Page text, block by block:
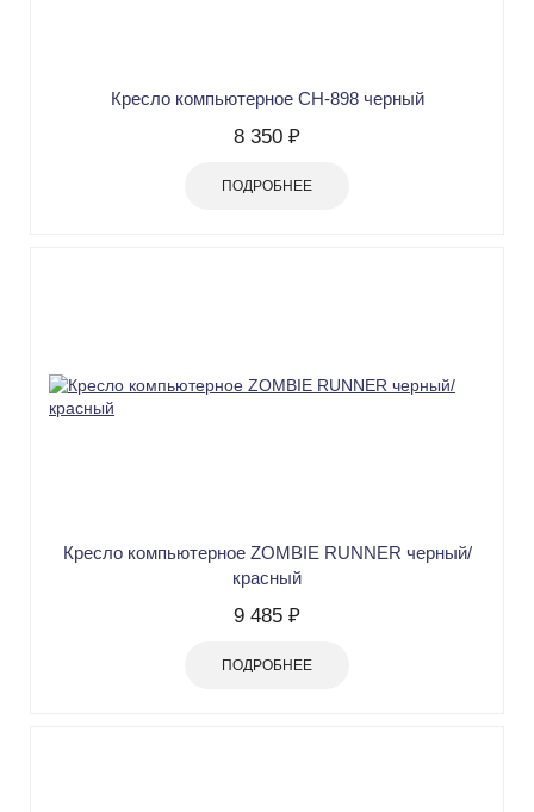
Кресло компьютерное СН-898 черный
8 350 ₽
ПОДРОБНЕЕ
Кресло компьютерное ZOMBIE RUNNER черный/
красный
9 485 ₽
ПОДРОБНЕЕ